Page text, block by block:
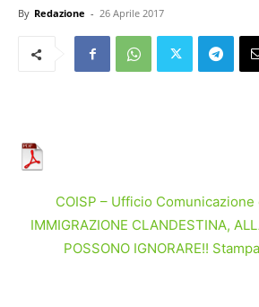
By Redazione - 26 Aprile 2017
COISP – Ufficio Comunicazione
IMMIGRAZIONE CLANDESTINA,
POSSONO IGNORARE!!